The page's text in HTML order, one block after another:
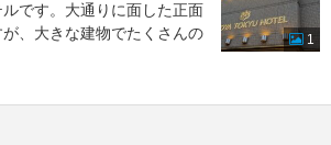
です。大通りに面した正面
、大きな建物でたくさんの
と気持ちいい出迎
1